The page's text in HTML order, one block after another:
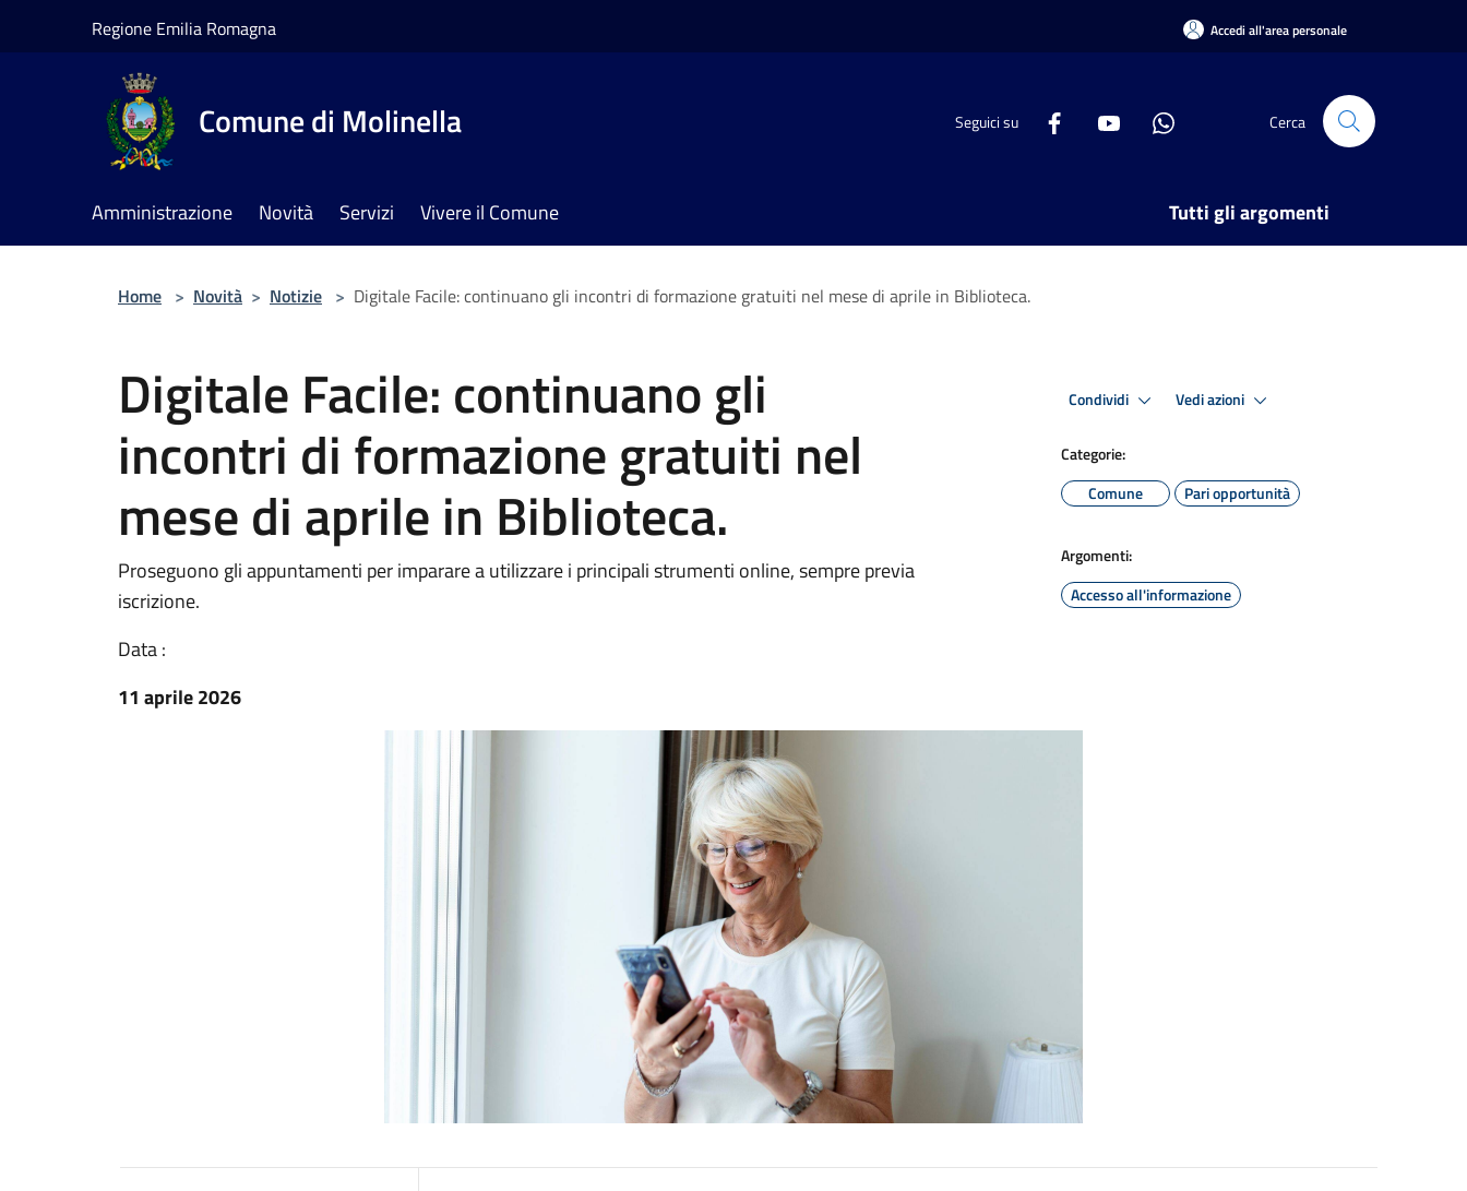
Regione Emilia Romagna Accedi all'area personale
Comune di Molinella Seguici su Cerca
Amministrazione Novità Servizi Vivere il Comune Tutti gli argomenti
Home > Novità > Notizie > Digitale Facile: continuano gli incontri di formazione gratuiti nel mese di aprile in Biblioteca.
Digitale Facile: continuano gli
incontri di formazione gratuiti nel
mese di aprile in Biblioteca.
Proseguono gli appuntamenti per imparare a utilizzare i principali strumenti online, sempre previa
iscrizione.
Data :
11 aprile 2026
Condividi Vedi azioni
Categorie:
Comune
Pari opportunità
Argomenti:
Accesso all'informazione